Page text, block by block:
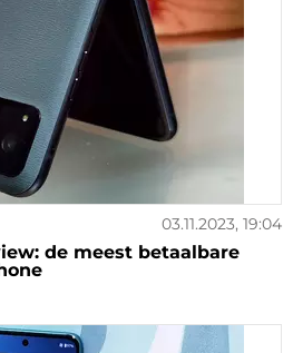
03.11.2023, 19:04
de meest betaalbare